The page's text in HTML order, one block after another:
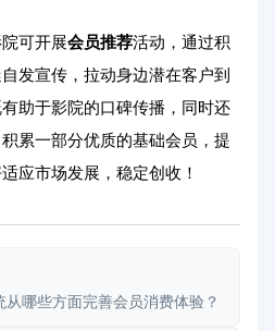
可开展会员推荐活动，通过积
发宣传，拉动身边潜在客户到
助于影院的口碑传播，同时还
累一部分优质的基础会员，提
应市场发展，稳定创收！
哪些方面完善会员消费体验？